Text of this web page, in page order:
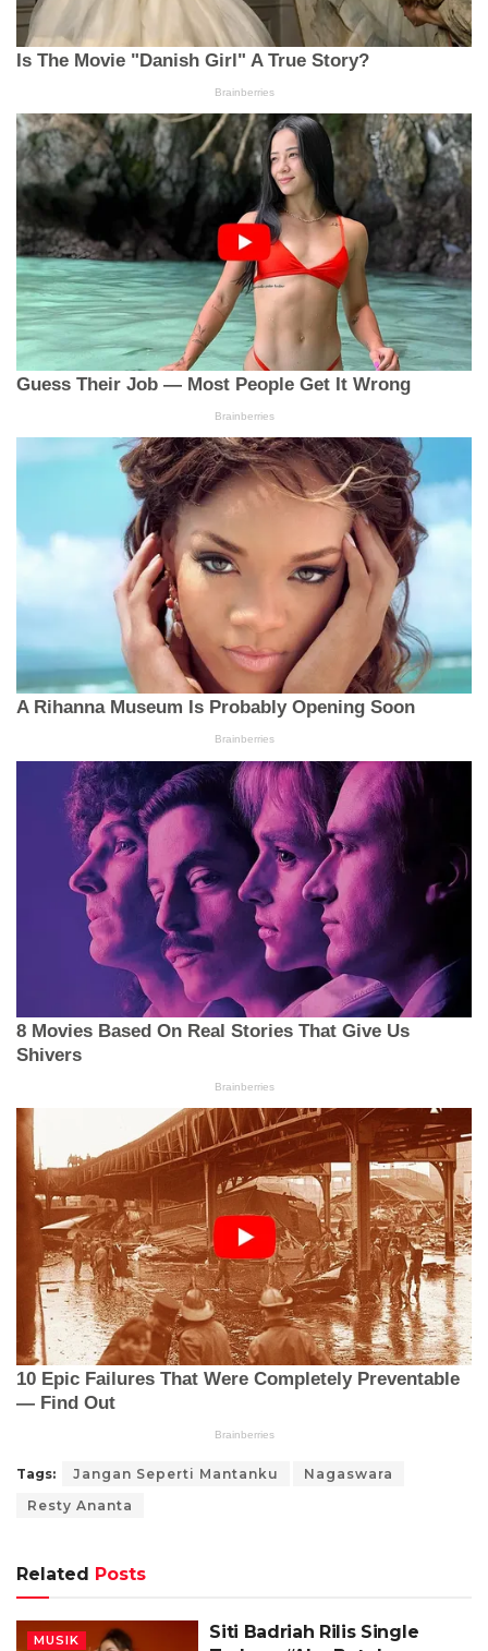
Tags: Jangan Seperti Mantanku
Nagaswara
Resty Ananta
Related Posts
MUSIK
Siti Badriah Rilis Single